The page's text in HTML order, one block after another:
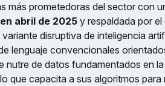
más prometedoras del sector con
abril de 2025y respaldada por
disruptiva de inteligencia
lenguaje convencionales
nutre de datos fundamentados en
que capacita a sus algoritmos